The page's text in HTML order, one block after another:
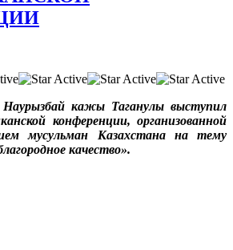
кажы Таганулы выступил
конференции, организованной
мусульман Казахстана на тему
качество».